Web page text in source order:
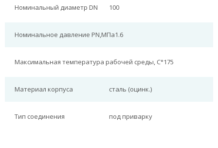
Номинальный диаметр DN 100
Номинальное давление PN,МПа1.6
Максимальная температура рабочей среды, С°175
Материал корпуса сталь (оцинк.)
Тип соединения под приварку